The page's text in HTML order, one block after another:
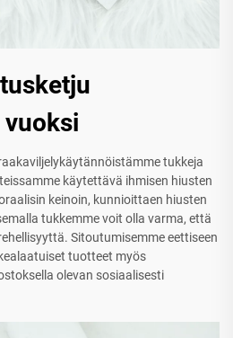
tukkeja
käytettävä ihmisen hiusten
keinoin, kunnioittaen hiusten
tukkemme voit olla varma, että
Sitoutumisemme eettiseen
tuotteet myös
olevan sosiaalisesti